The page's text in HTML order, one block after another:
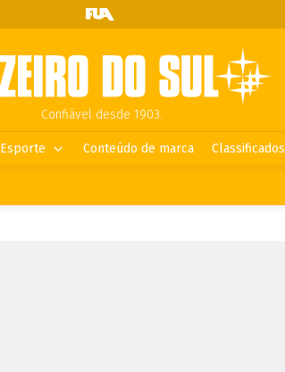
Confiável desde 1903.
Esporte Conteúdo de marca Classificados